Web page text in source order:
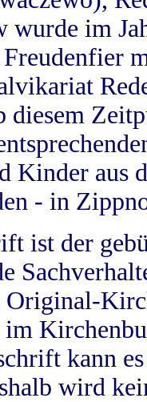
im
Freudenfier
Kinder aus
- in
ist der
kann
wird